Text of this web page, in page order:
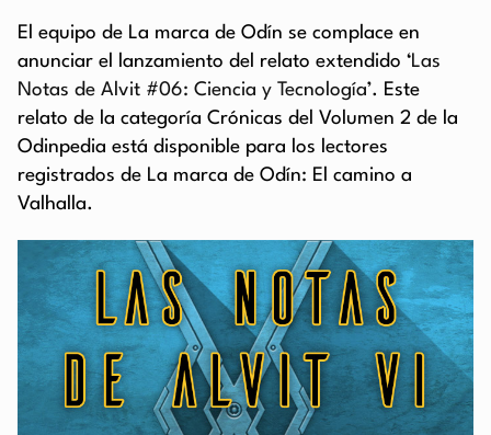
El equipo de La marca de Odín se complace en
anunciar el lanzamiento del relato extendido ‘Las
Notas de Alvit #06: Ciencia y Tecnología’. Este
relato de la categoría Crónicas del Volumen 2 de la
Odinpedia está disponible para los lectores
registrados de La marca de Odín: El camino a
Valhalla.